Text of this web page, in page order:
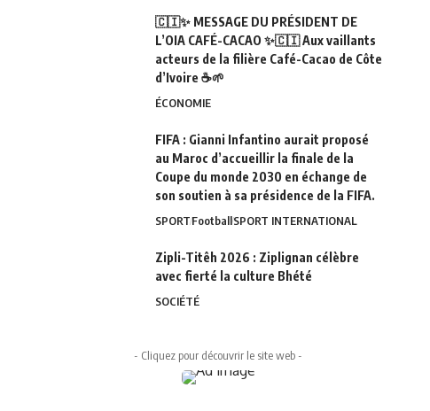
🇨🇮✨ MESSAGE DU PRÉSIDENT DE
L’OIA CAFÉ-CACAO ✨🇨🇮 Aux vaillants
acteurs de la filière Café-Cacao de Côte
d’Ivoire ☕🌱
ÉCONOMIE
FIFA : Gianni Infantino aurait proposé
au Maroc d’accueillir la finale de la
Coupe du monde 2030 en échange de
son soutien à sa présidence de la FIFA.
SPORTFootballSPORT INTERNATIONAL
Zipli-Titêh 2026 : Ziplignan célèbre
avec fierté la culture Bhété
SOCIÉTÉ
- Cliquez pour découvrir le site web -